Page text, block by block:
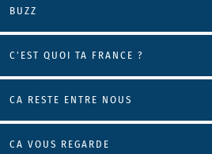
BUZZ
C'EST QUOI TA FRANCE ?
CA RESTE ENTRE NOUS
CA VOUS REGARDE